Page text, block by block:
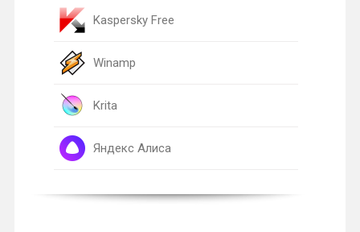
Kaspersky Free
Winamp
Krita
Яндекс Алиса